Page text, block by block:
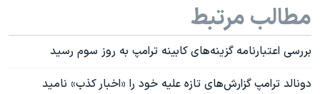
مطالب مرتبط
بررسی اعتبارنامه گزینه‌های کابینه ترامپ به روز سوم رسید
دونالد ترامپ گزارش‌های تازه علیه خود را «اخبار کذب» نامید